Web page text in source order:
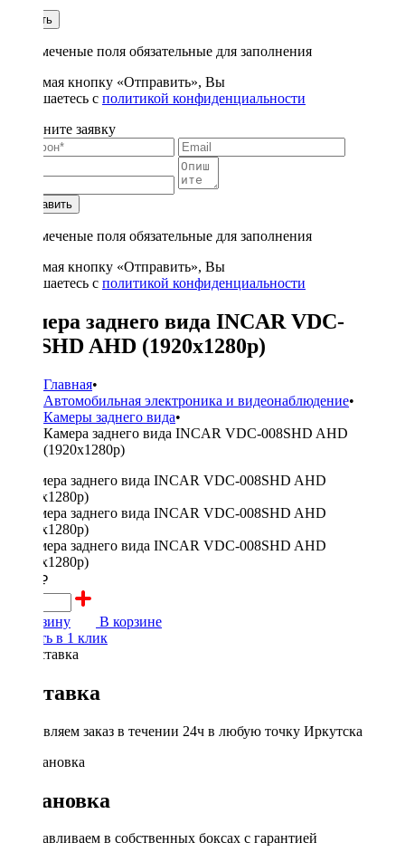
Купить
* - отмеченые поля обязательные для заполнения
Нажимая кнопку «Отправить», Вы
соглашаетесь с политикой конфиденциальности
Заполните заявку
Отправить
* - отмеченые поля обязательные для заполнения
Нажимая кнопку «Отправить», Вы
соглашаетесь с политикой конфиденциальности
Камера заднего вида INCAR VDC-
008SHD AHD (1920x1280p)
Главная•
Автомобильная электроника и видеонаблюдение•
Камеры заднего вида•
Камера заднего вида INCAR VDC-008SHD AHD
(1920x1280p)
4000 ₽
В корзину
В корзине
Купить в 1 клик
Доставка
Доставляем заказ в течении 24ч в любую точку Иркутска
Установка
Устанавливаем в собственных боксах с гарантией